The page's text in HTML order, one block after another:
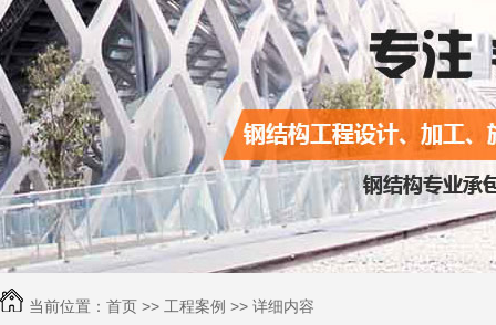
当前位置： 首页 >> 工程案例 >> 详细内容